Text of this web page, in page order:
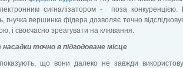
сигналізатором - поза конкуренцією.
гнучка вершинка фідера дозволяє точно
і своєчасно зреагувати на клювання.
точно в підгодоване місце
що вони далеко не завжди